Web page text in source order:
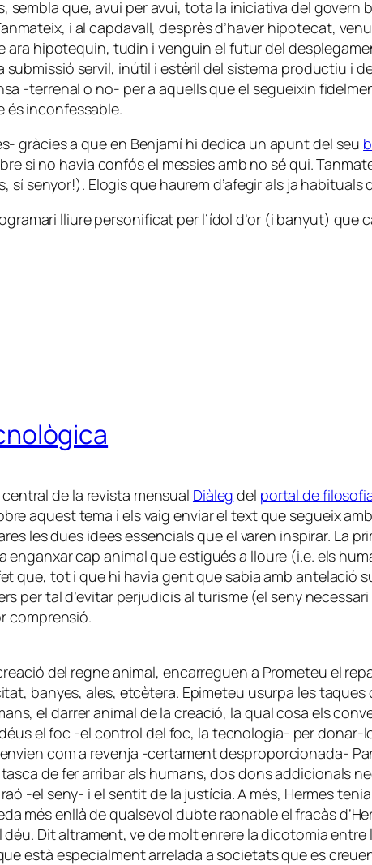
sembla que, avui per avui, tota la iniciativa del govern
i al capdavall, desprès d’haver hipotecat,
ara hipotequin, tudin i venguin el futur del
servil, inútil i estèril del sistema productiu i de
-terrenal o no- per a aquells que el segueixin
és inconfessable.
gràcies a que en Benjamí hi dedica un apunt del seu
si no havia confós el messies amb no sé qui.
senyor!). Elogis que haurem d’afegir als ja
lliure personificat per l’ídol d’or (i banyut) que
de la revista mensual Diàleg del portal de
aquest tema i els vaig enviar el text que segueix
les dues idees essencials que el varen inspirar. La
cap animal que estigués a lloure (i.e. els
que, tot i que hi havia gent que sabia amb antelació
per tal d’evitar perjudicis al turisme (el seny
comprensió.
del regne animal, encarreguen a Prometeu el
banyes, ales, etcètera. Epimeteu usurpa les
el darrer animal de la creació, la qual cosa els
el foc -el control del foc, la tecnologia- per donar-
com a revenja -certament desproporcionada-
de fer arribar als humans, dos dons addicionals
-el seny- i el sentit de la justícia. A més, Hermes
més enllà de qualsevol dubte raonable el fracàs
Dit altrament, ve de molt enrere la dicotomia entre
està especialment arrelada a societats que es